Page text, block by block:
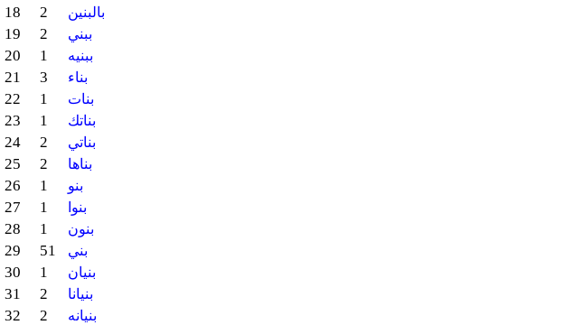
18 2 بالبنين
19 2 ببني
20 1 ببنيه
21 3 بناء
22 1 بنات
23 1 بناتك
24 2 بناتي
25 2 بناها
26 1 بنو
27 1 بنوا
28 1 بنون
29 51 بني
30 1 بنيان
31 2 بنيانا
32 2 بنيانه